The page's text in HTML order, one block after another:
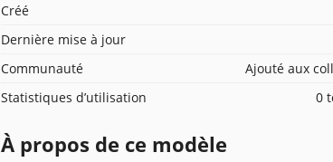
Créé
Dernière mise à jour
Communauté
Ajouté aux
Statistiques d’utilisation
0
À propos de ce modèle